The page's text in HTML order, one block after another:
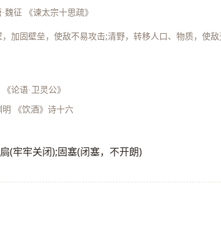
·魏征 《谏太宗十思疏》
加固壁垒，使敌不易攻击;清野，转移人口、物质，使
《论语·卫灵公》
明 《饮酒》诗十六
(牢牢关闭);固塞(闭塞，不开朗)